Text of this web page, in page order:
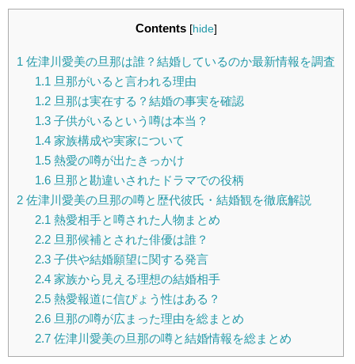
Contents [hide]
1 佐津川愛美の旦那は誰？結婚しているのか最新情報を調査
1.1 旦那がいると言われる理由
1.2旦那は実在する？結婚の事実を確認
1.3子供がいるという噂は本当？
1.4家族構成や実家について
1.5熱愛の噂が出たきっかけ
1.6旦那と勘違いされたドラマでの役柄
2 佐津川愛美の旦那の噂と歴代彼氏・結婚観を徹底解説
2.1 熱愛相手と噂された人物まとめ
2.2旦那候補とされた俳優は誰？
2.3子供や結婚願望に関する発言
2.4家族から見える理想の結婚相手
2.5熱愛報道に信ぴょう性はある？
2.6旦那の噂が広まった理由を総まとめ
2.7佐津川愛美の旦那の噂と結婚情報を総まとめ